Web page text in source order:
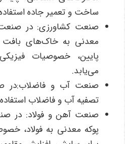
ساخت و تعمیر جاده
صنعت کشاورزی: در صنعت
معدنی به خاک‌های
پایین، خصوصیات
می‌یابد.
صنعت آب و فاضلاب:در
تصفیه آب و فاضلاب
صنعت آهن و فولاد: در
پوکه معدنی به فولاد،